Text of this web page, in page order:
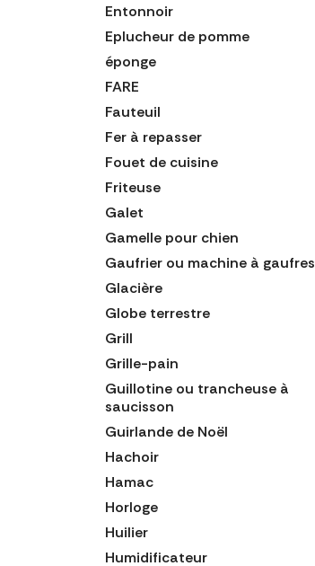
Entonnoir
Eplucheur de pomme
éponge
FARE
Fauteuil
Fer à repasser
Fouet de cuisine
Friteuse
Galet
Gamelle pour chien
Gaufrier ou machine à gaufres
Glacière
Globe terrestre
Grill
Grille-pain
Guillotine ou trancheuse à
saucisson
Guirlande de Noël
Hachoir
Hamac
Horloge
Huilier
Humidificateur